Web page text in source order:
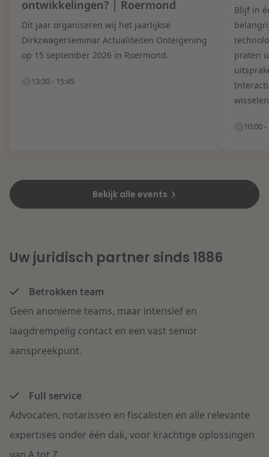
ontwikkelingen? | Roermond
Dit jaar organiseren wij het jaarlijkse
Dirkzwagerseminar Actualiteiten Onteigening
op 15 september 2026 in Roermond.
13:30 - 15:45
Blijf in
praten
10:00
Bekijk alle events
Uw juridisch partner sinds 1886
Betrokken team
Geen anonieme teams, maar intensief en
laagdrempelig contact en een vast senior
aanspreekpunt.
Full service
Advocaten, notarissen en fiscalisten en alle relevante
expertises onder één dak, voor krachtige oplossingen